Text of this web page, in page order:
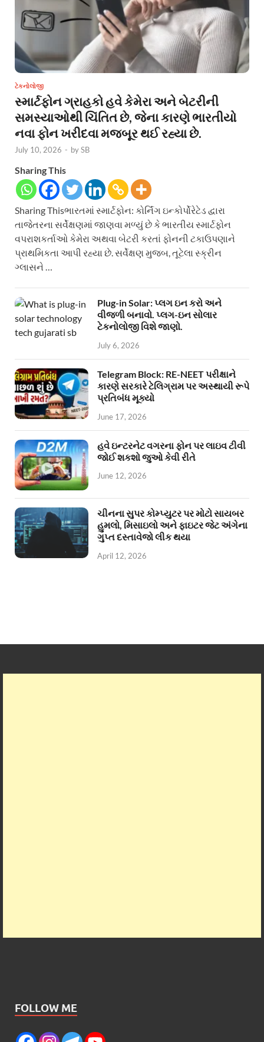
ટેકનોલોજી
સ્માર્ટફોન ગ્રાહકો હવે કેમેરા અને બેટરીની
સમસ્યાઓથી ચિંતિત છે, જેના કારણે ભારતીયો
નવા ફોન ખરીદવા મજબૂર થઈ રહ્યા છે.
July 10, 2026 - bySB
Sharing This
Sharing Thisભારતમાં સ્માર્ટફોન: કોર્નિંગ ઇન્કોર્પોરેટેડ દ્વારા
તાજેતરના સર્વેક્ષણમાં જાણવા મળ્યું છે કે ભારતીય સ્માર્ટફોન
વપરાશકર્તાઓ કેમેરા અથવા બેટરી કરતાં ફોનની ટકાઉપણાને
પ્રાથમિકતા આપી રહ્યા છે. સર્વેક્ષણ મુજબ, તૂટેલા સ્ક્રીન
ગ્લાસને …
Plug-in Solar: પ્લગ ઇન કરો અને
વીજળી બનાવો. પ્લગ-ઇન સોલાર
ટેકનોલોજી વિશે જાણો.
July 6, 2026
Telegram Block: RE-NEET પરીક્ષાને
કારણે સરકારે ટેલિગ્રામ પર અસ્થાયી રૂપે
પ્રતિબંધ મૂક્યો
June 17, 2026
હવે ઇન્ટરનેટ વગરના ફોન પર લાઇવ ટીવી
જોઈ શકશો જુઓ કેવી રીતે
June 12, 2026
ચીનના સુપર કોમ્પ્યુટર પર મોટો સાયબર
હુમલો, મિસાઇલો અને ફાઇટર જેટ અંગેના
ગુપ્ત દસ્તાવેજો લીક થયા
April 12, 2026
FOLLOW ME